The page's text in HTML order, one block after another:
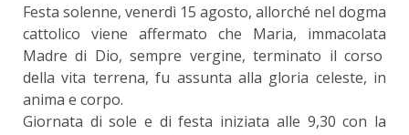
Festa solenne, venerdì 15 agosto, allorché nel dogma
cattolico viene affermato che Maria, immacolata
Madre di Dio, sempre vergine, terminato il corso
della vita terrena, fu assunta alla gloria celeste, in
anima e corpo.
Giornata di sole e di festa iniziata alle 9,30 con la